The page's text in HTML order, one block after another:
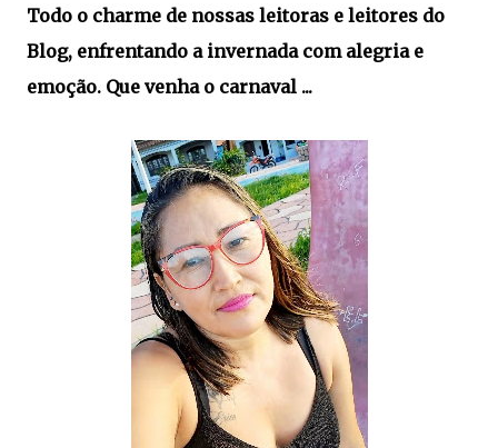
Todo o charme de nossas leitoras e leitores do
Blog, enfrentando a invernada com alegria e
emoção. Que venha o carnaval ...